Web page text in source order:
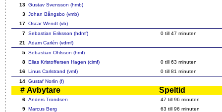
13 Gustav Svensson (hmb)
3 Johan Bångsbo (vmb)
17 Oscar Wendt (vb)
7 Sebastian Eriksson (hdmf) 0 till 47 minuten
21
Adam Carlén (vdmf)
5 Sebastian Ohlsson (hmf)
8 Elias Kristoffersen Hagen (cimf) 0 till 63 minuten
16 Linus Carlstrand (vmf) 0 till 81 minuten
14 Gustaf Norlin (f)
# Avbytare Speltid
6 Anders Trondsen 47 till 96 minuten
9 Marcus Berg 63 till 96 minuten